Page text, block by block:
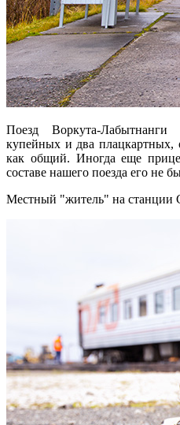
Поезд Воркута-
купейных и два плацкартных,
как общий. Иногда еще
составе нашего поезда его не
Местный "житель" на станции